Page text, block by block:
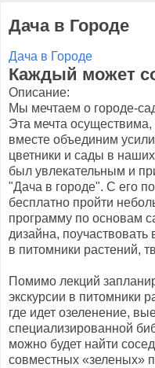
Дача в Городе
Дача в Городе
Каждый может
Описание:
Мы мечтаем о городе-
Эта мечта
вместе объединим
цветники и сады в
был увлекательным и
"Дача в городе". С его
бесплатно пройти
программу по основам
дизайна, поучаствовать
в питомники растений,
Помимо лекций
экскурсии в питомники
где идет озеленение,
специализированной
можно будет найти
совместных «зеленых»